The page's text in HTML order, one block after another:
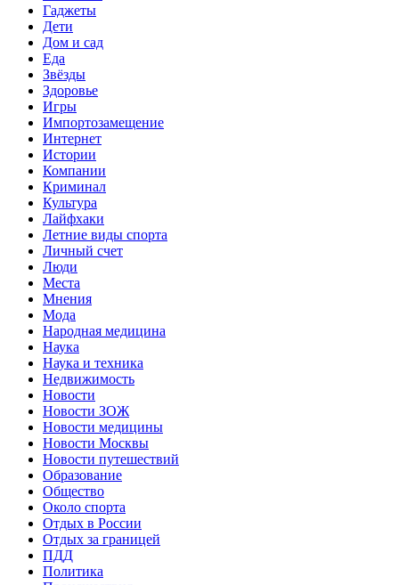
Гаджеты
Дети
Дом и сад
Еда
Звёзды
Здоровье
Игры
Импортозамещение
Интернет
Истории
Компании
Криминал
Культура
Лайфхаки
Летние виды спорта
Личный счет
Люди
Места
Мнения
Мода
Народная медицина
Наука
Наука и техника
Недвижимость
Новости
Новости ЗОЖ
Новости медицины
Новости Москвы
Новости путешествий
Образование
Общество
Около спорта
Отдых в России
Отдых за границей
ПДД
Политика